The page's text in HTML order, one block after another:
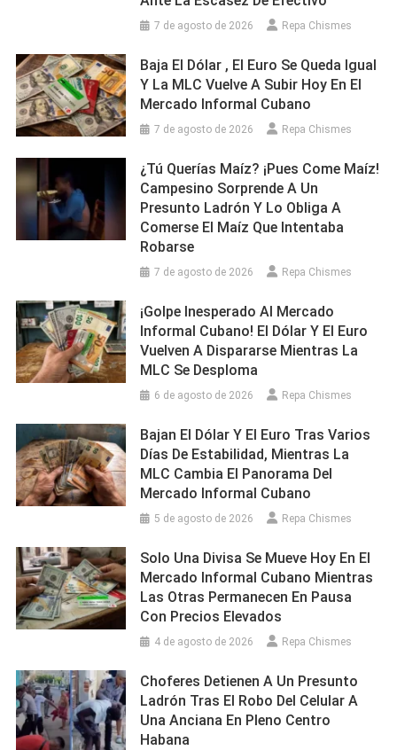
7 de agosto de 2026 Repa Chismes
Baja El Dólar , El Euro Se Queda Igual
Y La MLC Vuelve A Subir Hoy En El
Mercado Informal Cubano
7 de agosto de 2026 Repa Chismes
¿Tú Querías Maíz? ¡Pues Come Maíz!
Campesino Sorprende A Un
Presunto Ladrón Y Lo Obliga A
Comerse El Maíz Que Intentaba
Robarse
7 de agosto de 2026 Repa Chismes
¡Golpe Inesperado Al Mercado
Informal Cubano! El Dólar Y El Euro
Vuelven A Dispararse Mientras La
MLC Se Desploma
6 de agosto de 2026 Repa Chismes
Bajan El Dólar Y El Euro Tras Varios
Días De Estabilidad, Mientras La
MLC Cambia El Panorama Del
Mercado Informal Cubano
5 de agosto de 2026 Repa Chismes
Solo Una Divisa Se Mueve Hoy En El
Mercado Informal Cubano Mientras
Las Otras Permanecen En Pausa
Con Precios Elevados
4 de agosto de 2026 Repa Chismes
Choferes Detienen A Un Presunto
Ladrón Tras El Robo Del Celular A
Una Anciana En Pleno Centro
Habana